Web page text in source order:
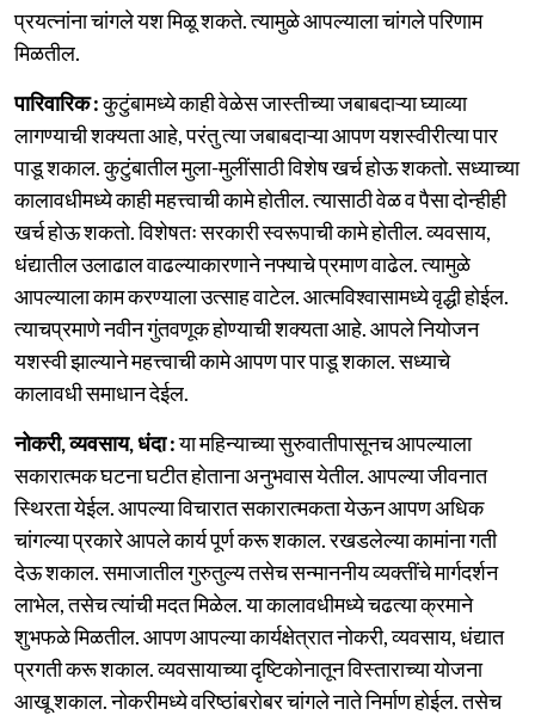
प्रयत्नांना चांगले यश मिळू शकते. त्यामुळे आपल्याला चांगले परिणाम
मिळतील.
पारिवारिक :कुटुंबामध्ये काही वेळेस जास्तीच्या जबाबदाऱ्या घ्याव्या
लागण्याची शक्यता आहे, परंतु त्या जबाबदाऱ्या आपण यशस्वीरीत्या पार
पाडू शकाल. कुटुंबातील मुला-मुलींसाठी विशेष खर्च होऊ शकतो. सध्याच्या
कालावधीमध्ये काही महत्त्वाची कामे होतील. त्यासाठी वेळ व पैसा दोन्हीही
खर्च होऊ शकतो. विशेषतः सरकारी स्वरूपाची कामे होतील. व्यवसाय,
धंद्यातील उलाढाल वाढल्याकारणाने नफ्याचे प्रमाण वाढेल. त्यामुळे
आपल्याला काम करण्याला उत्साह वाटेल. आत्मविश्वासामध्ये वृद्धी होईल.
त्याचप्रमाणे नवीन गुंतवणूक होण्याची शक्यता आहे. आपले नियोजन
यशस्वी झाल्याने महत्त्वाची कामे आपण पार पाडू शकाल. सध्याचे
कालावधी समाधान देईल.
नोकरी, व्यवसाय, धंदा :या महिन्याच्या सुरुवातीपासूनच आपल्याला
सकारात्मक घटना घटीत होताना अनुभवास येतील. आपल्या जीवनात
स्थिरता येईल. आपल्या विचारात सकारात्मकता येऊन आपण अधिक
चांगल्या प्रकारे आपले कार्य पूर्ण करू शकाल. रखडलेल्या कामांना गती
देऊ शकाल. समाजातील गुरुतुल्य तसेच सन्माननीय व्यक्तींचे मार्गदर्शन
लाभेल, तसेच त्यांची मदत मिळेल. या कालावधीमध्ये चढत्या क्रमाने
शुभफळे मिळतील. आपण आपल्या कार्यक्षेत्रात नोकरी, व्यवसाय, धंद्यात
प्रगती करू शकाल. व्यवसायाच्या दृष्टिकोनातून विस्ताराच्या योजना
आखू शकाल. नोकरीमध्ये वरिष्ठांबरोबर चांगले नाते निर्माण होईल. तसेच